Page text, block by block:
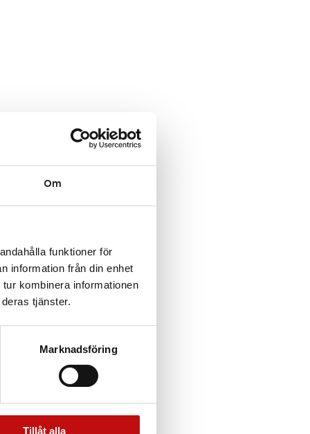
Om
funktioner för
information från din enhet
kombinera informationen
tjänster.
Marknadsföring
Tillåt alla